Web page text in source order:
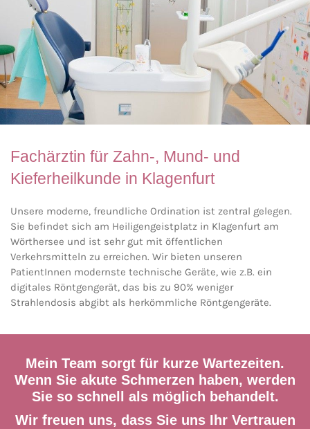
Fachärztin für Zahn-, Mund- und
Kieferheilkunde in Klagenfurt
Unsere moderne, freundliche Ordination ist zentral gelegen.
Sie befindet sich am Heiligengeistplatz in Klagenfurt am
Wörthersee und ist sehr gut mit öffentlichen
Verkehrsmitteln zu erreichen. Wir bieten unseren
PatientInnen modernste technische Geräte, wie z.B. ein
digitales Röntgengerät, das bis zu 90% weniger
Strahlendosis abgibt als herkömmliche Röntgengeräte.
Mein Team sorgt für kurze Wartezeiten.
Wenn Sie akute Schmerzen haben, werden
Sie so schnell als möglich behandelt.
Wir freuen uns, dass Sie uns Ihr Vertrauen